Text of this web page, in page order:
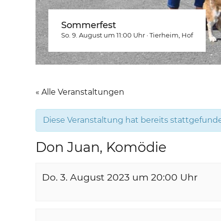
Sommerfest
So. 9. August um 11:00 Uhr ·Tierheim , Hof
« Alle Veranstaltungen
Diese Veranstaltung hat bereits
Don Juan, Komödie
Do. 3. August 2023 um 20:00 Uhr